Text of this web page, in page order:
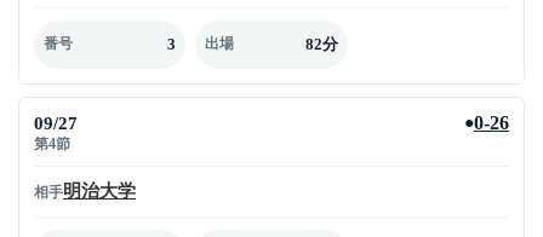
番号 3 出場 82分
09/27
第4節
●0-26
相手明治大学